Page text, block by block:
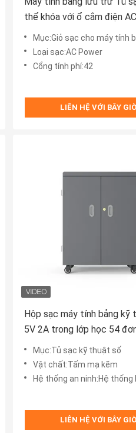
thể khóa với ổ cắm điện AC
Mục:Giỏ sạc cho máy tính
Loại sạc:AC Power
Cổng tính phí:42
LIÊN HỆ VỚI BÂY
Hộp sạc máy tính bảng kỹ
5V 2A trong lớp học 54
Mục:Tủ sạc kỹ thuật số
Vật chất:Tấm mạ kẽm
Hệ thống an ninh:Hệ thống bảo
LIÊN HỆ VỚI BÂY